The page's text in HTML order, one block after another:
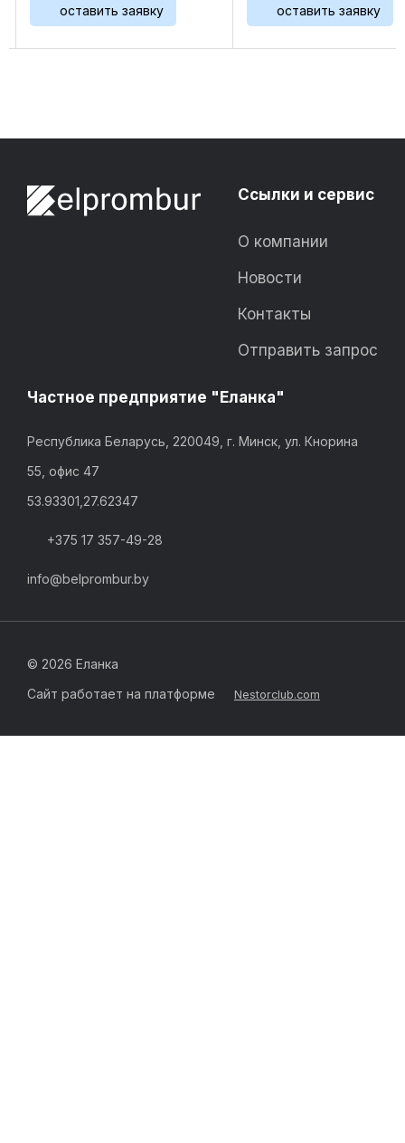
Набивка идеально подходит
для контакта с водой,
растворами солей, слабыми
оставить заявку
коэффициент трения и
увеличивает
устойчивость ...
оставить заявку
Ссылки и сервис
О компании
Новости
Контакты
Отправить запрос
Частное предприятие "Еланка"
Республика Беларусь, 220049, г. Минск, ул. Кнорина
55, офис 47
53.93301,27.62347
+375 17 357-49-28
info@belprombur.by
© 2026 Еланка
Сайт работает на платформе
Nestorclub.com